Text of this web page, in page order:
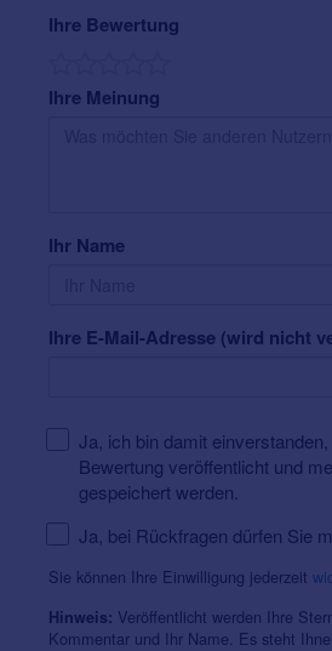
Unsere Öffnungszeiten:
Samstag:
Ihre Bewertung
Ihre Meinung
Ihr Name
Ihre E-Mail-Adresse (wird nicht
Ja, ich bin damit
Bewertung veröffentlicht und
gespeichert werden.
Ja, bei Rückfragen dürfen Sie
Sie können Ihre Einwilligung jederzeit
Hinweis: Veröffentlicht werden Ihre
Kommentar und Ihr Name. Es steht